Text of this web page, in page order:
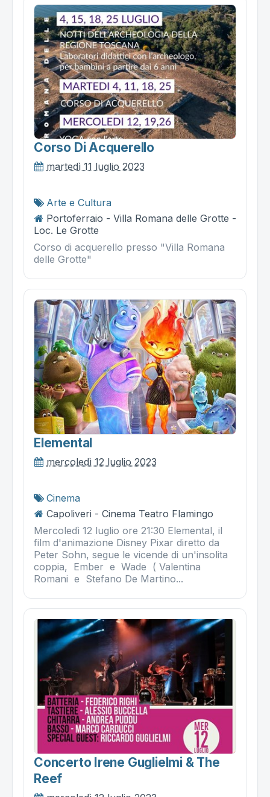
Corso Di Acquerello
martedì 11 luglio 2023
Arte e Cultura
Portoferraio - Villa Romana delle Grotte -
Loc. Le Grotte
Corso di acquerello presso "Villa Romana
delle Grotte"
Elemental
mercoledì 12 luglio 2023
Cinema
Capoliveri - Cinema Teatro Flamingo
Mercoledì 12 luglio ore 21:30 Elemental, il
film d'animazione Disney Pixar diretto da
Peter Sohn, segue le vicende di un'insolita
coppia, Ember e Wade ( Valentina
Romani e Stefano De Martino...
Concerto Irene Guglielmi & The
Reef